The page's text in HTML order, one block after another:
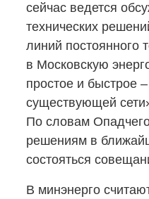
сейчас ведется
технических
линий постоянного
в Московскую
простое и быстрое
существующей
По словам
решениям в
состояться
В минэнерго